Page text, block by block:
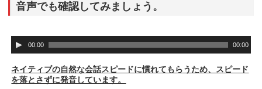
音声でも確認してみましょう。
音
声
レ
ー
00:00 00:00
ネイティブの自然な会話スピードに慣れてもらうため、スピード
を落とさずに発音しています。